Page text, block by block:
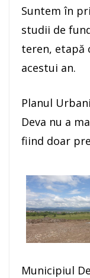
Suntem în
studii de
teren, etapă
acestui an.
Planul
Deva nu a
fiind doar
Municipiul